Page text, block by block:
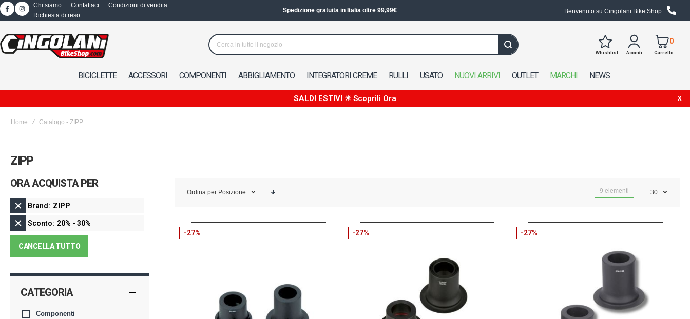
Chi siamo Contattaci
Condizioni di vendita
Richiesta di reso
Spedizione in 24/48h in Italia Benvenuto su Cingolani Bike Shop
Accedi
Whishlist
0
Carrello
BICICLETTE ACCESSORI COMPONENTI ABBIGLIAMENTO INTEGRATORI CREME RULLI USATO NUOVI ARRIVI OUTLET MARCHI NEWS
SALDI ESTIVI ☀ Scoprili Ora
Home Catalogo - ZIPP
ZIPP
Ordina per Posizione 9 elementi 30
-27% -27% -27%
ORA ACQUISTA PER
Brand ZIPP
Sconto 20% - 30%
CANCELLA TUTTO
CATEGORIA
Componenti